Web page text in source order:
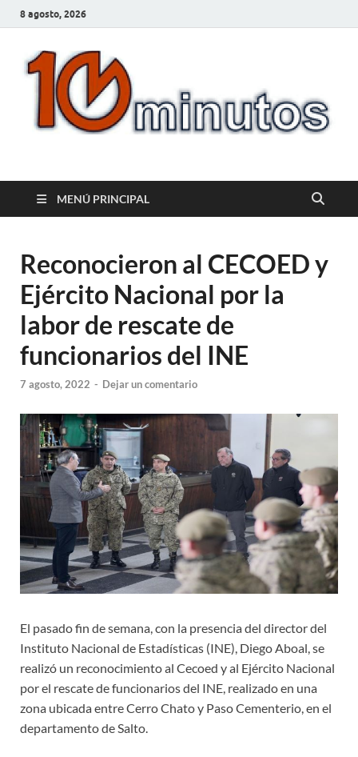
8 agosto, 2026
10minutos.com.uy
MENÚ PRINCIPAL
Reconocieron al CECOED y
Ejército Nacional por la
labor de rescate de
funcionarios del INE
7 agosto, 2022 - Dejar un comentario
El pasado fin de semana, con la presencia del director del
Instituto Nacional de Estadísticas (INE), Diego Aboal, se
realizó un reconocimiento al Cecoed y al Ejército Nacional
por el rescate de funcionarios del INE, realizado en una
zona ubicada entre Cerro Chato y Paso Cementerio, en el
departamento de Salto.